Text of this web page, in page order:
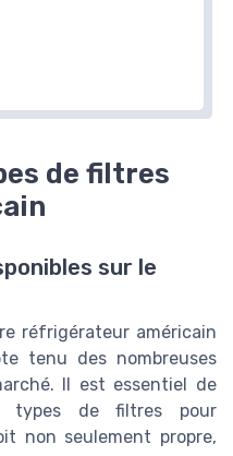
de filtres
sur le
réfrigérateur américain
tenu des nombreuses
Il est essentiel de
types de filtres pour
non seulement propre,